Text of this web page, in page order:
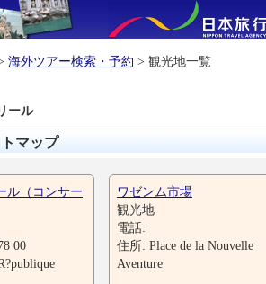
海外ツアー検索・予約 > 観光地一覧
ール
マップ
ル（コンサー
00
ワゼンム市場
観光地
電話:
住所: Place de la Nouvelle
Aventure